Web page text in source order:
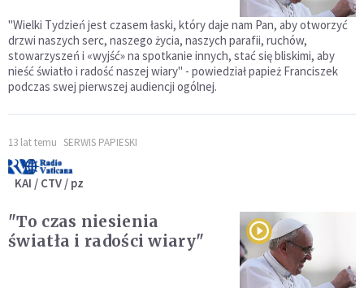
"Wielki Tydzień jest czasem łaski, który daje nam Pan, aby otworzyć
drzwi naszych serc, naszego życia, naszych parafii, ruchów,
stowarzyszeń i «wyjść» na spotkanie innych, stać się bliskimi, aby
nieść światło i radość naszej wiary" - powiedział papież Franciszek
podczas swej pierwszej audiencji ogólnej.
13 lat temu SERWIS PAPIESKI
KAI / CTV / pz
"To czas niesienia
światła i radości wiary"